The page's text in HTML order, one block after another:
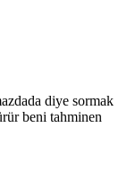
diye sormak
beni tahminen